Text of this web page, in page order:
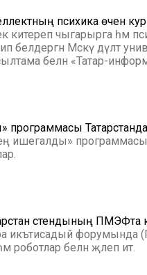
психика өчен
китереп чыгарырга
хакта
белән «Татар-
программасы
ишегалды»
стендының ПМЭФта
икътисадый форумында
роботлар белән җәлеп итә.